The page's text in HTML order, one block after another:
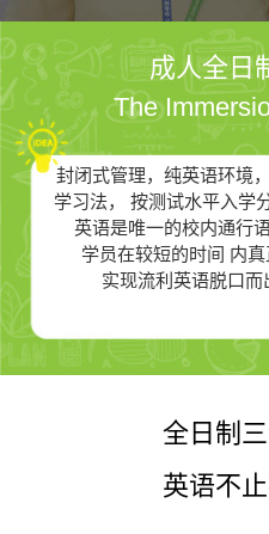
成人全日
The
封闭式管理，纯英语环境
学习法，
按测试水平入学
英语是唯一的校内通行
学员在较短的时间 内真
实现流利英语脱口而
全日制三
英语不止